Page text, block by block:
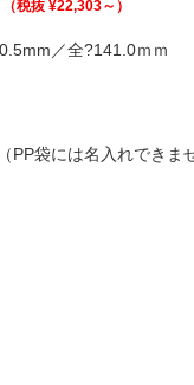
（税抜 ¥22,303～）
／全?141.0ｍｍ
PP袋には名入れできま